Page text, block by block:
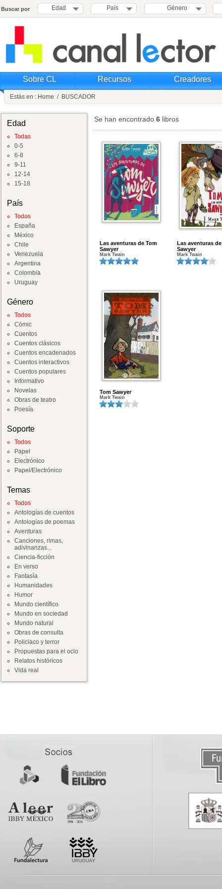
Buscar por Edad País Género
Sobre CL Recursos Creadores
Estás en : Home / BUSCADOR
Edad
Todas
0-5
6-8
9-11
12-14
15-18
País
Todos
España
México
Chile
Venezuela
Argentina
Colombia
Uruguay
Género
Todos
Cómic
Cuentos
Cuentos clásicos
Cuentos encadenados
Cuentos interactivos
Cuentos populares
Informativo
Novelas
Obras de teatro
Poesía
Soporte
Todos
Papel
Electrónico
Papel/Electrónico
Temas
Todos
Antologías de cuentos
Antologías de poemas
Aventuras
Canciones, rimas,
adivinanzas...
Ciencia-ficción
En verso
Fantasía
Humanidades
Humor
Mundo científico
Mundo en sociedad
Mundo natural
Obras de consulta
Policiaco y terror
Propuestas para el ocio
Relatos históricos
Vida real
Se han encontrado 6 libros
Las aventuras de Tom
Sawyer
Mark Twain
Las aventuras
Sawyer
Mark Twain
Tom Sawyer
Mark Twain